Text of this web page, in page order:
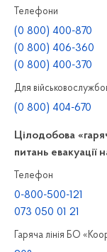
Телефони
(0 800) 400-870
(0 800) 406-360
(0 800) 400-370
Для
(0 800) 404-670
Цілодобова
питань евакуації
Телефон
0-800-500-121
073 050 01 21
Гаряча лінія БО